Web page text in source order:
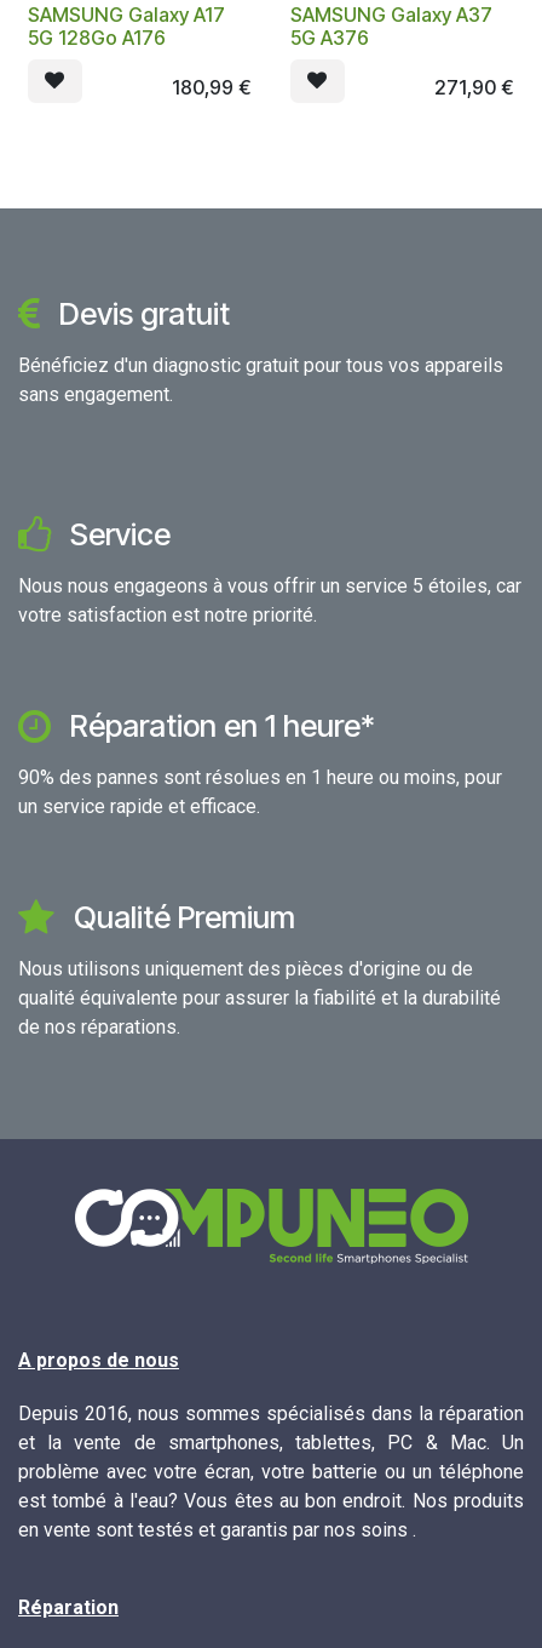
SAMSUNG Galaxy A17
5G 128Go A176
180,99 €
SAMSUNG Galaxy A37
5G A376
271,90€
Devis gratuit
Bénéficiez d'un diagnostic gratuit pour tous vos appareils
sans engagement.
Service
Nous nous engageons à vous offrir un service 5 étoiles, car
votre satisfaction est notre priorité.
Réparation en 1 heure*
90% des pannes sont résolues en 1 heure ou moins, pour
un service rapide et efficace.
Qualité Premium
Nous utilisons uniquement des pièces d'origine ou de
qualité équivalente pour assurer la fiabilité et la durabilité
de nos réparations.
A propos de nous
Depuis 2016, nous sommes spécialisés dans la réparation
et la vente de smartphones, tablettes, PC & Mac. Un
problème avec votre écran, votre batterie ou un téléphone
est tombé à l'eau? Vous êtes au bon endroit. Nos produits
en vente sont testés et garantis par nos soins .
Réparation